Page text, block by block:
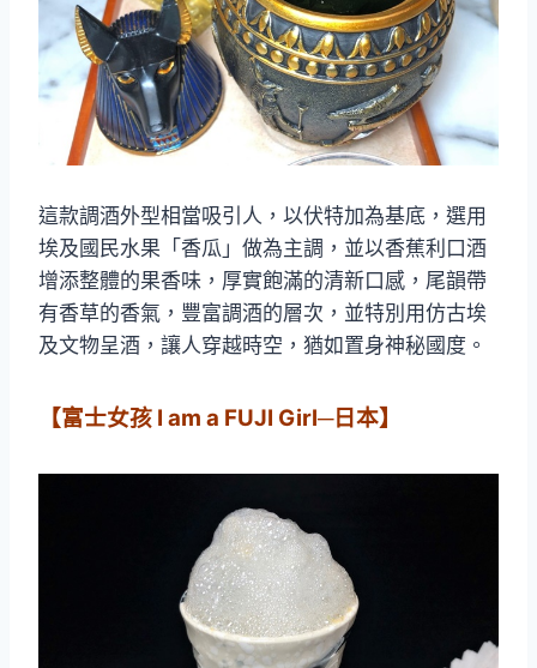
這款調酒外型相當吸引人，以伏特加為基底，選用
埃及國民水果「香瓜」做為主調，並以香蕉利口酒
增添整體的果香味，厚實飽滿的清新口感，尾韻帶
有香草的香氣，豐富調酒的層次，並特別用仿古埃
及文物呈酒，讓人穿越時空，猶如置身神秘國度。
【富士女孩 I am a FUJI Girl─日本】